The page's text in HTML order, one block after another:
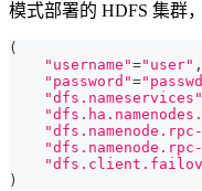
模式部署的 HDFS 集群
(
"username"="user" ,
"password"=
"dfs.nameservices"
"dfs.namenode.rpc-
"dfs.namenode.rpc-
)